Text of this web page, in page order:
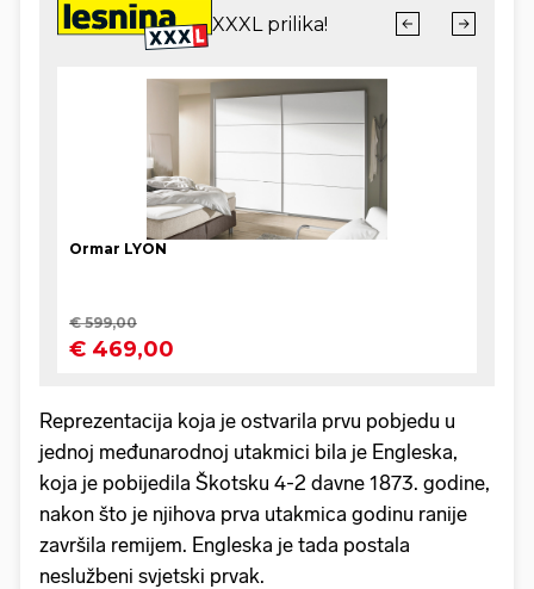
Reprezentacija koja je ostvarila prvu pobjedu u
jednoj međunarodnoj utakmici bila je Engleska,
koja je pobijedila Škotsku 4-2 davne 1873. godine,
nakon što je njihova prva utakmica godinu ranije
završila remijem. Engleska je tada postala
neslužbeni svjetski prvak.